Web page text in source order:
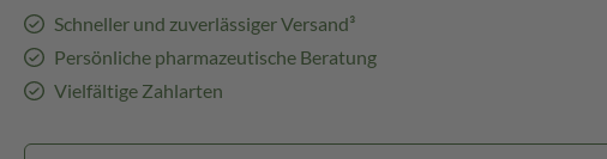
Schneller und zuverlässiger Versand³
Persönliche pharmazeutische Beratung
Vielfältige Zahlarten